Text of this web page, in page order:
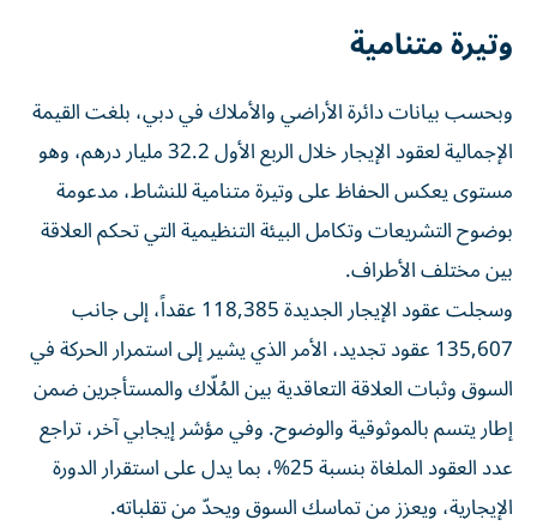
وتيرة متنامية
وبحسب بيانات دائرة الأراضي والأملاك في دبي، بلغت القيمة
الإجمالية لعقود الإيجار خلال الربع الأول 32.2 مليار درهم، وهو
مستوى يعكس الحفاظ على وتيرة متنامية للنشاط، مدعومة
بوضوح التشريعات وتكامل البيئة التنظيمية التي تحكم العلاقة
بين مختلف الأطراف.
وسجلت عقود الإيجار الجديدة 118,385 عقداً، إلى جانب
135,607 عقود تجديد، الأمر الذي يشير إلى استمرار الحركة في
السوق وثبات العلاقة التعاقدية بين المُلّاك والمستأجرين ضمن
إطار يتسم بالموثوقية والوضوح. وفي مؤشر إيجابي آخر، تراجع
عدد العقود الملغاة بنسبة 25%، بما يدل على استقرار الدورة
الإيجارية، ويعزز من تماسك السوق ويحدّ من تقلباته.